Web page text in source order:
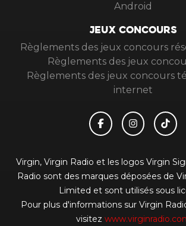
Android
JEUX CONCOURS
Règlements des jeux concours
Règlements des jeux
Règlements des jeux concours
internet
Virgin, Virgin Radio et les logos Virgin
Radio sont des marques déposées de
Limited et sont utilisés sous
Pour plus d'informations sur Virgin
visitez